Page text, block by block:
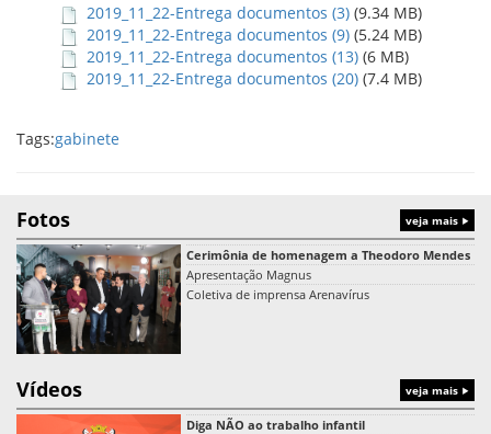
2019_11_22-Entrega documentos (3) (9.34 MB)
2019_11_22-Entrega documentos (9) (5.24 MB)
2019_11_22-Entrega documentos (13) (6 MB)
2019_11_22-Entrega documentos (20) (7.4 MB)
Tags:gabinete
Fotos veja mais
Cerimônia de homenagem a Theodoro Mendes
Apresentação Magnus
Coletiva de imprensa Arenavírus
Vídeos veja mais
Diga NÃO ao trabalho infantil